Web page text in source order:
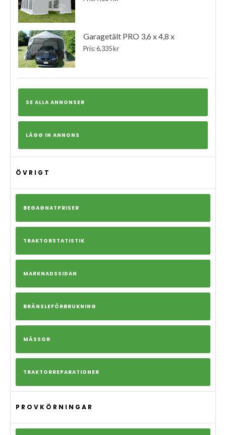
Garagetält PRO 3,6 x 4,8 x
Pris: 6,335 kr
SE ALLA ANNONSER
LÄGG IN ANNONS
ÖVRIGT
BEGAGNATPRISER
TRAKTORSTATISTIK
MARKNADSSIDAN
BRÄNSLEFÖRBRUKNING
MÄSSOR
TRAKTORREPARATIONER
PROVKÖRNINGAR